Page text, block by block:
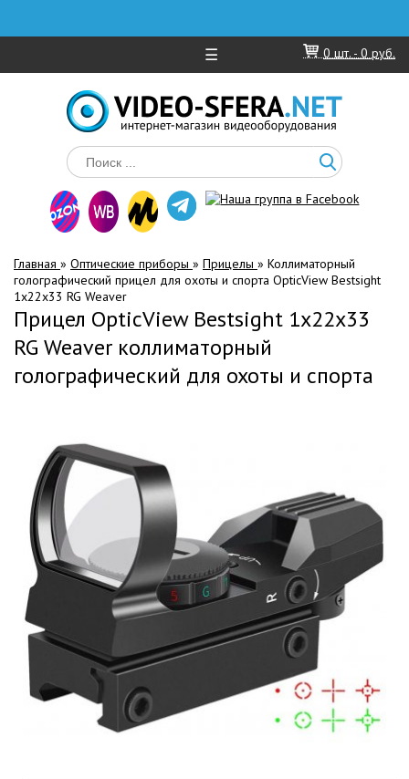
☰ 0 шт. - 0 руб.
Главная » Оптические приборы » Прицелы » Коллиматорный
голографический прицел для охоты и спорта OpticView Bestsight
1х22х33 RG Weaver
Прицел OpticView Bestsight 1х22х33
RG Weaver коллиматорный
голографический для охоты и спорта